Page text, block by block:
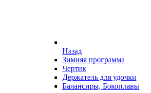
Назад
Зимняя программа
Чертик
Держатель для удочки
Балансиры, Бокоплавы